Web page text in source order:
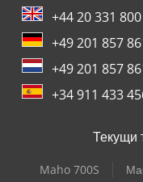
+44 20 331
+49 201 857
+49 201 857
+34 911 433
Текущи
Maho 700S